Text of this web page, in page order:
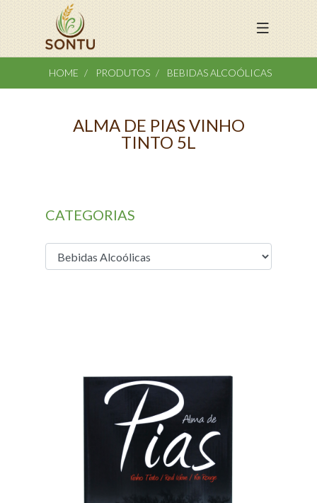
HOME PRODUTOS BEBIDAS ALCOÓLICAS
ALMA DE PIAS VINHO
TINTO 5L
CATEGORIAS